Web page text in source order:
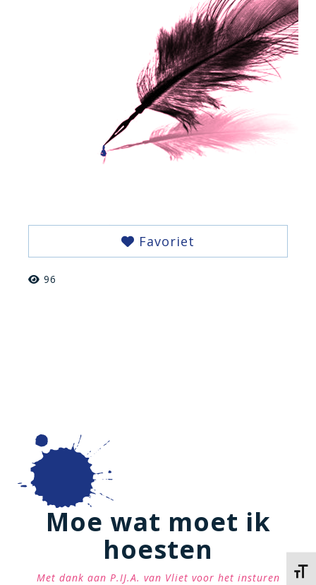
Favoriet
96
Moe wat moet ik
hoesten
Met dank aan P.IJ.A. van Vliet voor het insturen